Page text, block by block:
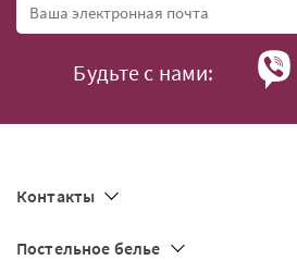
Будьте с нами:
Контакты
Постельное белье